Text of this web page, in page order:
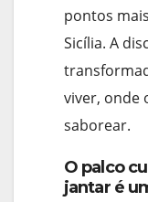
pontos
Sicília. A
viver, onde
saborear.
O palco
jantar é